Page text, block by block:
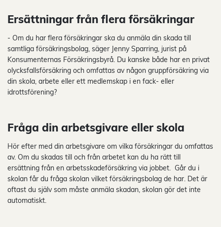
Ersättningar från flera försäkringar
- Om du har flera försäkringar ska du anmäla din skada till
samtliga försäkringsbolag, säger Jenny Sparring, jurist på
Konsumenternas Försäkringsbyrå. Du kanske både har en privat
olycksfallsförsäkring och omfattas av någon gruppförsäkring via
din skola, arbete eller ett medlemskap i en fack- eller
idrottsförening?
Fråga din arbetsgivare eller skola
Hör efter med din arbetsgivare om vilka försäkringar du omfattas
av. Om du skadas till och från arbetet kan du ha rätt till
ersättning från en arbetsskadeförsäkring via jobbet. Går du i
skolan får du fråga skolan vilket försäkringsbolag de har. Det är
oftast du själv som måste anmäla skadan, skolan gör det inte
automatiskt.